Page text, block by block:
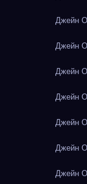
Джейн
Джейн
Джейн
Джейн
Джейн
Джейн
Джейн